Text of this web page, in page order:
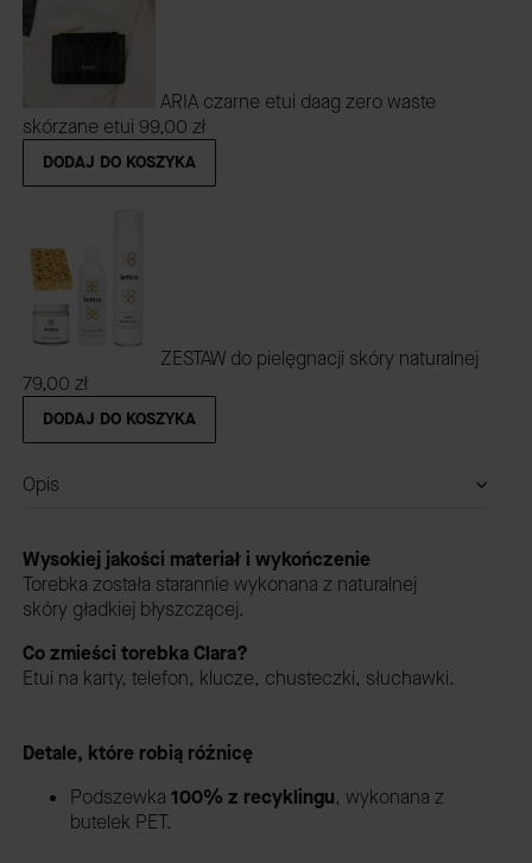
ARIA czarne etui daag zero waste
skórzane etui 99,00 zł
DODAJ DO KOSZYKA
ZESTAW do pielęgnacji skóry naturalnej
79,00 zł
DODAJ DO KOSZYKA
Opis
Wysokiej jakości materiał i wykończenie
Torebka została starannie wykonana z naturalnej
skóry gładkiej błyszczącej.
Co zmieści torebka Clara?
Etui na karty, telefon, klucze, chusteczki, słuchawki.
Detale, które robią różnicę
Podszewka 100% z recyklingu, wykonana z
butelek PET.